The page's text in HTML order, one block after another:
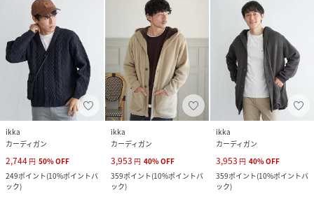
ikka
カーディガン
2,744 円 50%OFF
249ポイント(10%ポイントバ
ック)
ikka
カーディガン
3,953 円 40%OFF
359ポイント(10%ポイントバ
ック)
ikka
カーディガン
3,953 円 40%OFF
359ポイント(10%ポイントバ
ック)